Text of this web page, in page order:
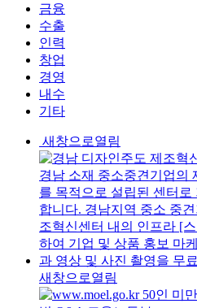
금융
수출
인력
창업
경영
내수
기타
새창으로열림
새창으로열림